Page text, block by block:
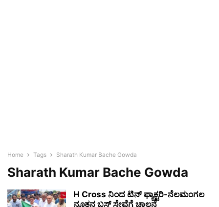
Home Tags Sharath Kumar Bache Gowda
Sharath Kumar Bache Gowda
H Cross ನಿಂದ ಟಿನ್ ಫ್ಯಾಕ್ಟರಿ-ನೆಲಮಂಗಲ
ನೂತನ ಬಸ್ ಸೇವೆಗೆ ಚಾಲನೆ